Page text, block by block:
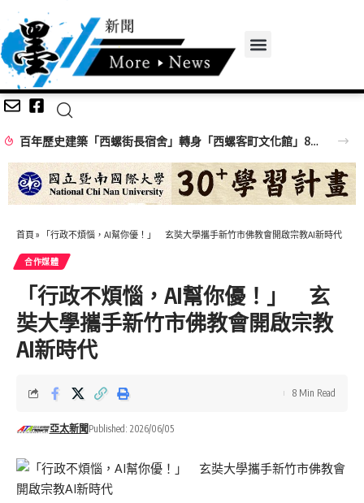
百年歷史建築「西螺街長宿舍」轉身「西螺客町文化館」8/8啟用 首展解密日治至今政治變遷史
首頁 » 「行政不煩惱，AI幫你優！」 玄奘大學攜手新竹市佛教會開啟宗教AI新時代
合作媒體
「行政不煩惱，AI幫你優！」 玄
奘大學攜手新竹市佛教會開啟宗教
AI新時代
亞太新聞 Published: 2026/06/05
8 Min Read